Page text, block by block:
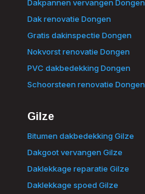
Dakpannen vervangen Dongen
Dak renovatie Dongen
Gratis dakinspectie Dongen
Nokvorst renovatie Dongen
PVC dakbedekking Dongen
Schoorsteen renovatie Dongen
Gilze
Bitumen dakbedekking Gilze
Dakgoot vervangen Gilze
Daklekkage reparatie Gilze
Daklekkage spoed Gilze